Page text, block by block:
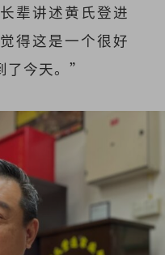
辈讲述黄氏登进
得这是一个很好
了今天。”